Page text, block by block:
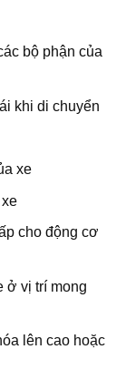
bộ phận của
khi di chuyển
xe
cho động cơ
ở vị trí mong
lên cao hoặc